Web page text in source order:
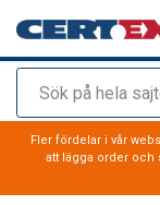
Sök
tillagd i varukorg
Fler fördelar i vår
att lägga order och